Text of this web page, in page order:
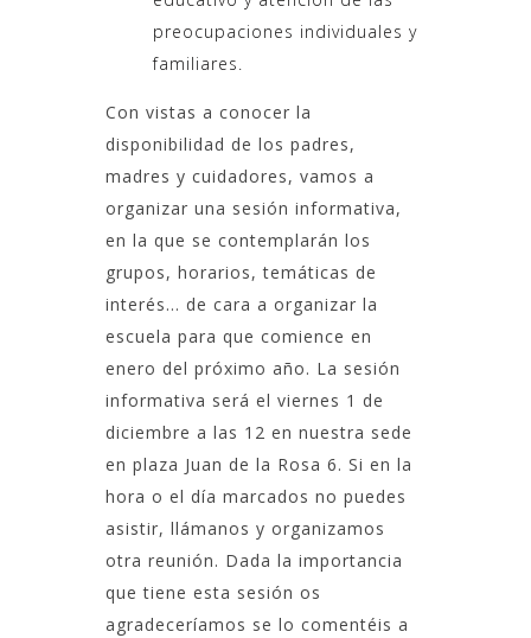
preocupaciones individuales y
familiares.
Con vistas a conocer la
disponibilidad de los padres,
madres y cuidadores, vamos a
organizar una sesión informativa,
en la que se contemplarán los
grupos, horarios, temáticas de
interés… de cara a organizar la
escuela para que comience en
enero del próximo año. La sesión
informativa será el viernes 1 de
diciembre a las 12 en nuestra sede
en plaza Juan de la Rosa 6. Si en la
hora o el día marcados no puedes
asistir, llámanos y organizamos
otra reunión. Dada la importancia
que tiene esta sesión os
agradeceríamos se lo comentéis a